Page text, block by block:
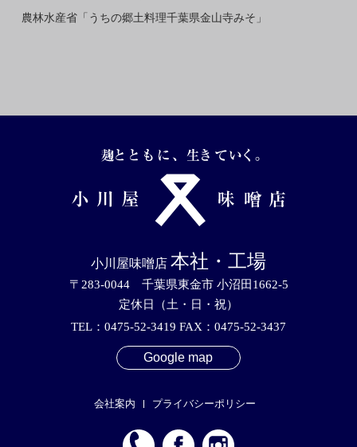
農林水産省「うちの郷土料理千葉県金山寺みそ」
小川屋味噌店 本社・工場
〒283-0044 千葉県東金市 小沼田1662-5
定休日（土・日・祝）
TEL：0475-52-3419 FAX：0475-52-3437
Google map
会社案内 プライバシーポリシー